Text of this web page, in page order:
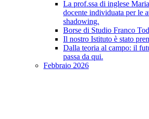
La prof.ssa di inglese
docente individuata per le
shadowing.
Borse di Studio Franco
Il nostro Istituto è stato
Dalla teoria al campo: il
passa da qui.
Febbraio 2026